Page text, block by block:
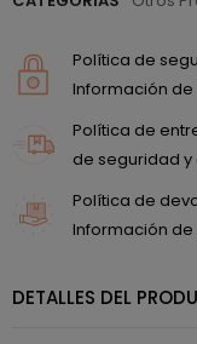
Política de
Información
Política de
de seguridad
Política de
Información
DETALLES DEL